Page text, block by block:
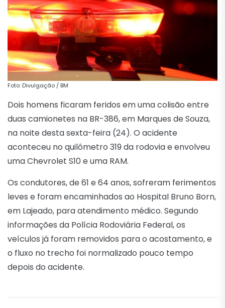
Foto: Divulgação / BM
Dois homens ficaram feridos em uma colisão entre
duas camionetes na BR-386, em Marques de Souza,
na noite desta sexta-feira (24). O acidente
aconteceu no quilômetro 319 da rodovia e envolveu
uma Chevrolet S10 e uma RAM.
Os condutores, de 61 e 64 anos, sofreram ferimentos
leves e foram encaminhados ao Hospital Bruno Born,
em Lajeado, para atendimento médico. Segundo
informações da Polícia Rodoviária Federal, os
veículos já foram removidos para o acostamento, e
o fluxo no trecho foi normalizado pouco tempo
depois do acidente.